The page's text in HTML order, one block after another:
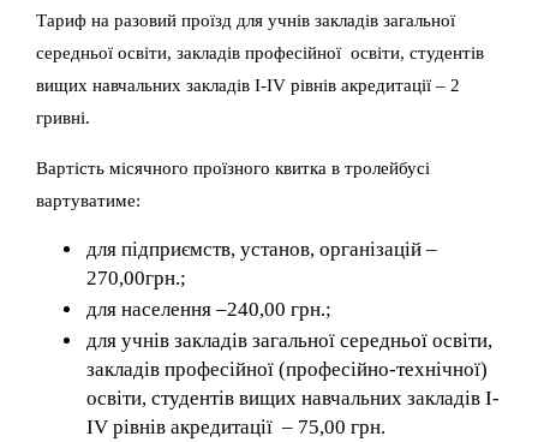
Тариф на разовий проїзд для учнів закладів загальної
середньої освіти, закладів професійної освіти, студентів
вищих навчальних закладів I-IV рівнів акредитації – 2
гривні.
Вартість місячного проїзного квитка в тролейбусі
вартуватиме:
для підприємств, установ, організацій –
270,00грн.;
для населення –240,00 грн.;
для учнів закладів загальної середньої освіти,
закладів професійної (професійно-технічної)
освіти, студентів вищих навчальних закладів I-
IV рівнів акредитації – 75,00 грн.